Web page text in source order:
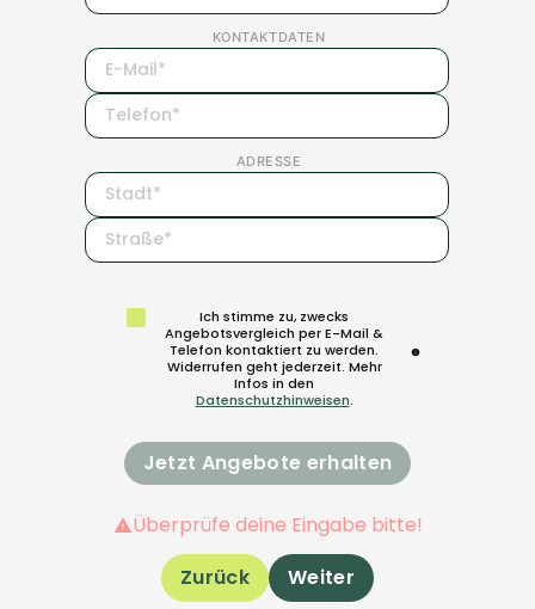
KONTAKTDATEN
ADRESSE
Ich stimme zu, zwecks
Angebotsvergleich per E-Mail &
Telefon kontaktiert zu werden.
Widerrufen geht jederzeit. Mehr
Infos in den
Datenschutzhinweisen.
Überprüfe deine Eingabe bitte!
Zurück
Weiter